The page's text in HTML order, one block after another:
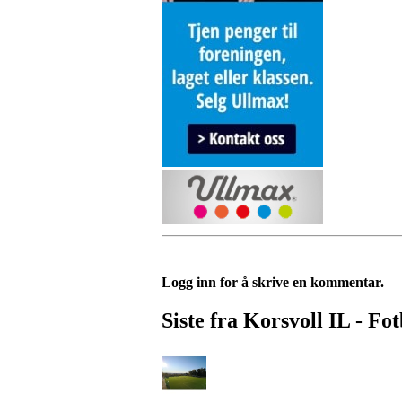
Logg inn for å skrive en kommentar.
Siste fra Korsvoll IL -